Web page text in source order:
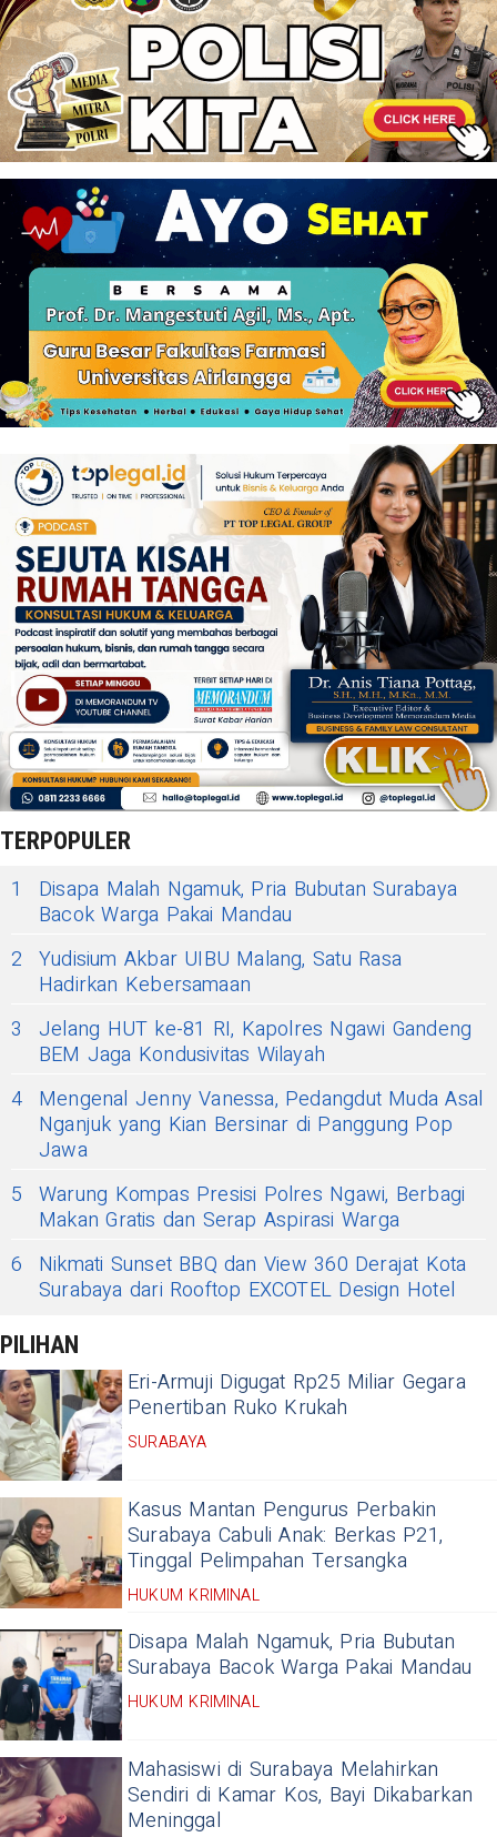
TERPOPULER
1
Disapa Malah Ngamuk, Pria Bubutan Surabaya
Bacok Warga Pakai Mandau
2 Yudisium Akbar UIBU Malang, Satu Rasa
Hadirkan Kebersamaan
3
Jelang HUT ke-81 RI, Kapolres Ngawi Gandeng
BEM Jaga Kondusivitas Wilayah
4 Mengenal Jenny Vanessa, Pedangdut Muda Asal
Nganjuk yang Kian Bersinar di Panggung Pop
Jawa
5 Warung Kompas Presisi Polres Ngawi, Berbagi
Makan Gratis dan Serap Aspirasi Warga
6
Nikmati Sunset BBQ dan View 360 Derajat Kota
Surabaya dari Rooftop EXCOTEL Design Hotel
PILIHAN
Eri-Armuji Digugat Rp25 Miliar Gegara
Penertiban Ruko Krukah
SURABAYA
Kasus Mantan Pengurus Perbakin
Surabaya Cabuli Anak: Berkas P21,
Tinggal Pelimpahan Tersangka
HUKUM KRIMINAL
Disapa Malah Ngamuk, Pria Bubutan
Surabaya Bacok Warga Pakai Mandau
HUKUM KRIMINAL
Mahasiswi di Surabaya Melahirkan
Sendiri di Kamar Kos, Bayi Dikabarkan
Meninggal